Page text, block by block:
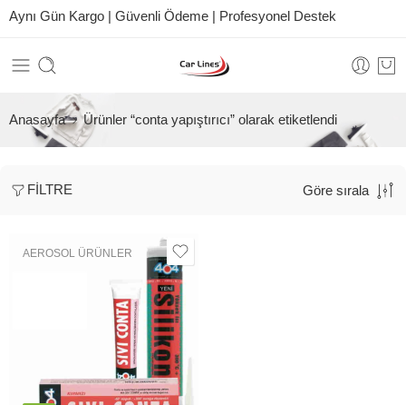
Aynı Gün Kargo | Güvenli Ödeme | Profesyonel Destek
Anasayfa Ürünler “conta yapıştırıcı” olarak etiketlendi
FILTRE Göre sırala
AEROSOL ÜRÜNLER